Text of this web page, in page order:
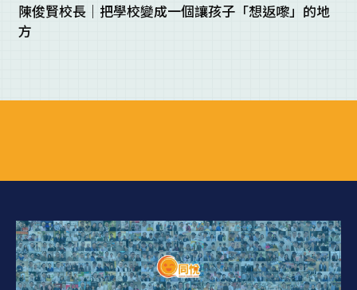
陳俊賢校長｜把學校變成一個讓孩子「想返嚟」的地
方